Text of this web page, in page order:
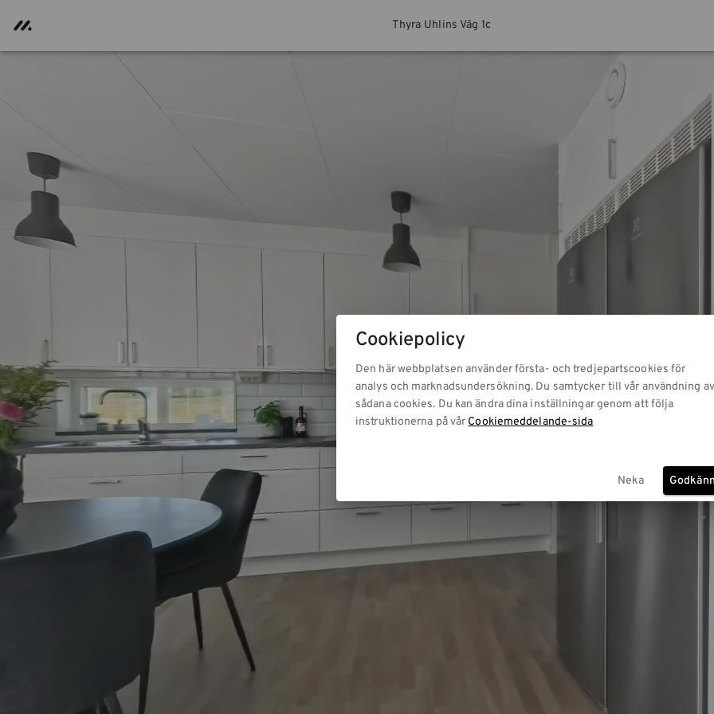
Thyra Uhlins Väg 1c
Cookiepolicy
Den här webbplatsen använder första- och tredjepartscookies för
analys och marknadsundersökning. Du samtycker till vår användning av
sådana cookies. Du kan ändra dina inställningar genom att följa
instruktionerna på vår Cookiemeddelande-sida
Neka